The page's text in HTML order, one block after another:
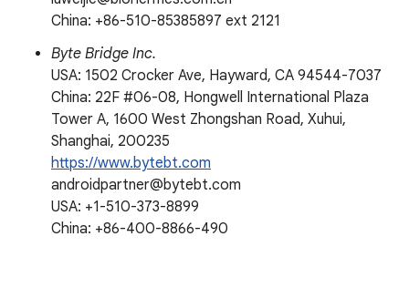
China: +86-510-85385897 ext 2121
Byte Bridge Inc.
USA: 1502 Crocker Ave, Hayward, CA 94544-7037
China: 22F #06-08, Hongwell International Plaza
Tower A, 1600 West Zhongshan Road, Xuhui,
Shanghai, 200235
https://www.bytebt.com
androidpartner@bytebt.com
USA: +1-510-373-8899
China: +86-400-8866-490